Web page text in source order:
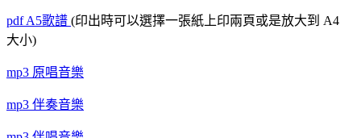
pdfA5歌譜 (印出時可以選擇一張紙上印兩頁或是放大到 A4
大小)
mp3 原唱音樂
mp3 伴奏音樂